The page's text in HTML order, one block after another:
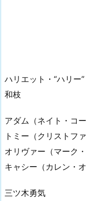
ハリエット・“ハリー
和枝
アダム（ネイト・コ
トミー（クリストフ
オリヴァー（マーク
キャシー（カレン・
三ツ木勇気